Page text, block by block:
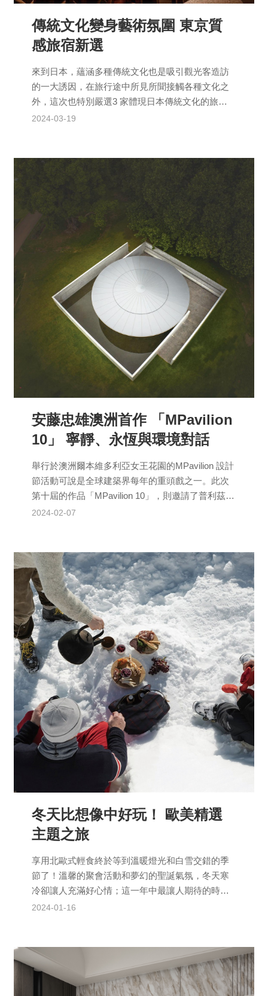
傳統文化變身藝術氛圍 東京質
感旅宿新選
來到日本，蘊涵多種傳統文化也是吸引觀光客造訪
的一大誘因，在旅行途中所見所聞接觸各種文化之
外，這次也特別嚴選3 家體現日本傳統文化的旅
宿，期望以自家飯店的特色，成為介紹在地文化的
2024-03-19
安藤忠雄澳洲首作 「MPavilion
10」 寧靜、永恆與環境對話
舉行於澳洲爾本維多利亞女王花園的MPavilion 設計
節活動可說是全球建築界每年的重頭戲之一。此次
第十屆的作品「MPavilion 10」，則邀請了普利茲克
建築獎得主日本建築師安藤忠雄操刀設計...
2024-02-07
冬天比想像中好玩！ 歐美精選
主題之旅
享用北歐式輕食終於等到溫暖燈光和白雪交錯的季
節了！溫馨的聚會活動和夢幻的聖誕氣氛，冬天寒
冷卻讓人充滿好心情；這一年中最讓人期待的時節
之一，歐美的傳統與創意再次登場，我們也要好好
2024-01-16